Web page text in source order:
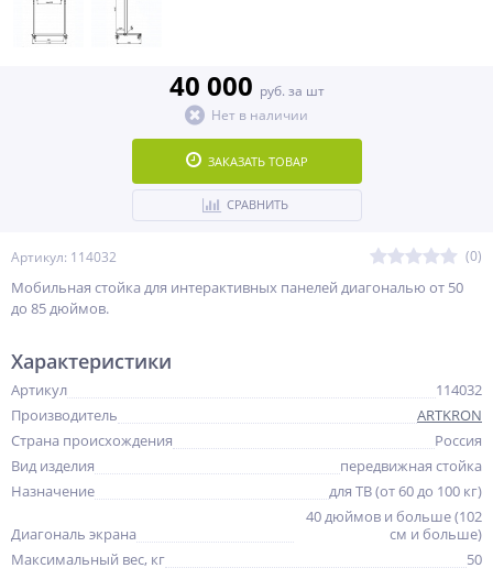
Артикул: 114032 (0)
Мобильная стойка для интерактивных панелей диагональю от 50
до 85 дюймов.
40 000 руб. за шт
Нет в наличии
ЗАКАЗАТЬ ТОВАР
СРАВНИТЬ
Характеристики
Артикул
114032
Производитель
ARTKRON
Страна происхождения
Россия
Вид изделия
передвижная стойка
Назначение
для ТВ (от 60 до 100 кг)
Диагональ экрана
40 дюймов и больше (102
см и больше)
Максимальный вес, кг
50